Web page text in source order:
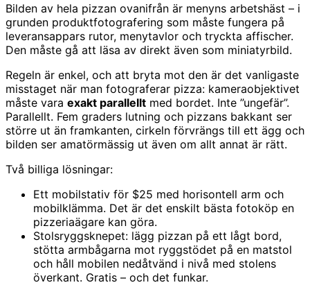
Bilden av hela pizzan ovanifrån är menyns arbetshäst – i
grunden produktfotografering som måste fungera på
leveransappars rutor, menytavlor och tryckta affischer.
Den måste gå att läsa av direkt även som miniatyrbild.
Regeln är enkel, och att bryta mot den är det vanligaste
misstaget när man fotograferar pizza: kameraobjektivet
måste vara exakt parallellt med bordet. Inte ”ungefär”.
Parallellt. Fem graders lutning och pizzans bakkant ser
större ut än framkanten, cirkeln förvrängs till ett ägg och
bilden ser amatörmässig ut även om allt annat är rätt.
Två billiga lösningar:
Ett mobilstativ för $25 med horisontell arm och
mobilklämma. Det är det enskilt bästa fotoköp en
pizzeriaägare kan göra.
Stolsryggsknepet: lägg pizzan på ett lågt bord,
stötta armbågarna mot ryggstödet på en matstol
och håll mobilen nedåtvänd i nivå med stolens
överkant. Gratis – och det funkar.